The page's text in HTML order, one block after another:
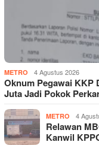
METRO 4 Agustus 2026
Oknum Pegawai KKP
Juta Jadi Pokok
METRO 4
Relawan
Kanwil